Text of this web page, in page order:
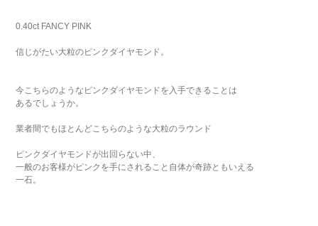
0.40ct FANCY PINK
信じがたい大粒のピンクダイヤモンド。
今こちらのようなピンクダイヤモンドを入手できることは
あるでしょうか。
業者間でもほとんどこちらのような大粒のラウンド
ピンクダイヤモンドが出回らない中、
一般のお客様がピンクを手にされること自体が奇跡ともいえる
一石。